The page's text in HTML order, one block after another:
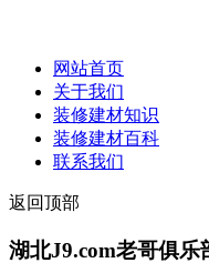
网站首页
关于我们
装修建材知识
装修建材百科
联系我们
返回顶部
湖北J9.com老哥俱乐